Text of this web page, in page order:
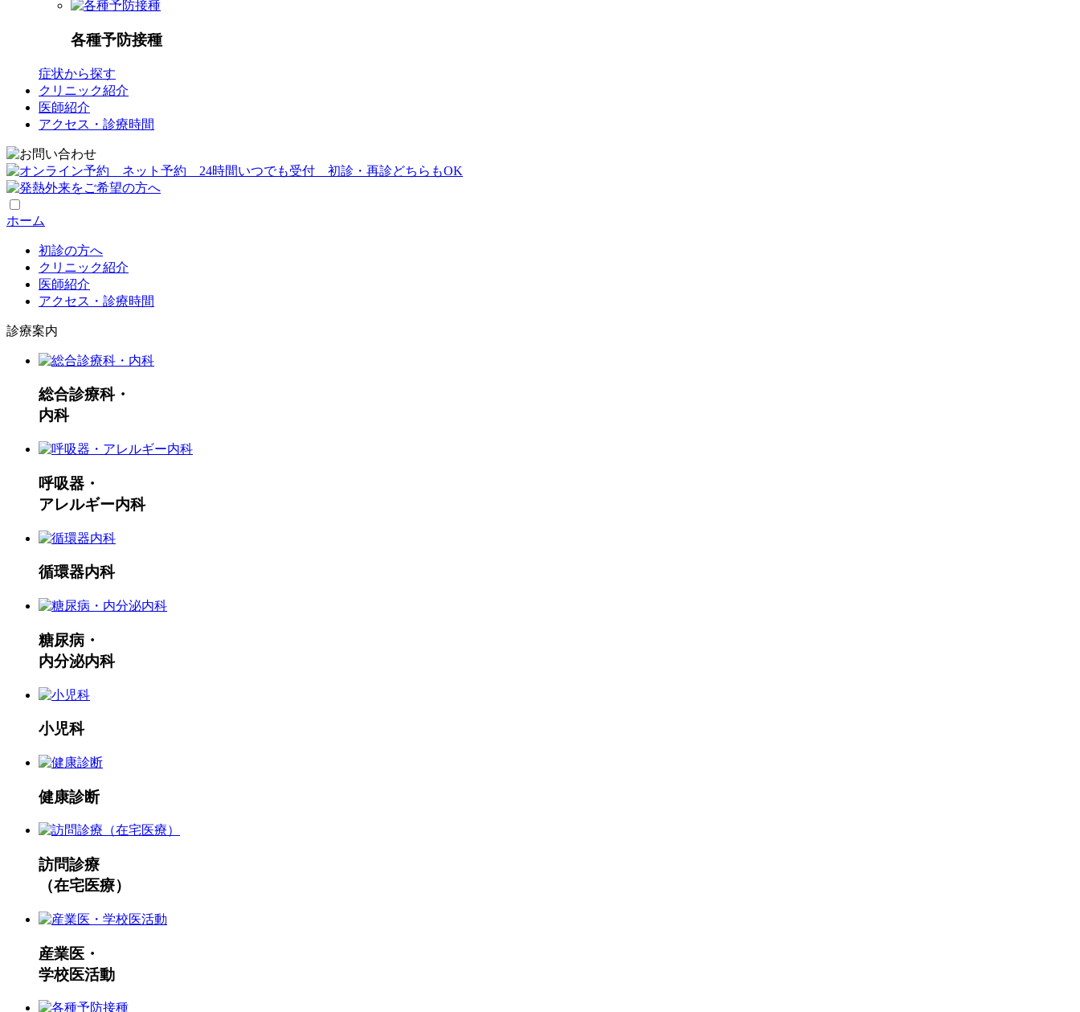
各種予防接種
症状から探す
クリニック紹介
医師紹介
アクセス・診療時間
ホーム
初診の方へ
クリニック紹介
医師紹介
アクセス・診療時間
診療案内
総合診療科・
内科
呼吸器・
アレルギー内科
循環器内科
糖尿病・
内分泌内科
小児科
健康診断
訪問診療
（在宅医療）
産業医・
学校医活動